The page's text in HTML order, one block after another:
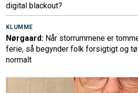
digital blackout?
KLUMME
Nørgaard: Når storrummene er
ferie, så begynder folk forsigtigt og
normalt